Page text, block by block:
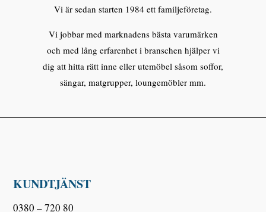
Vi är sedan starten 1984 ett familjeföretag.
Vi jobbar med marknadens bästa varumärken
och med lång erfarenhet i branschen hjälper vi
dig att hitta rätt inne eller utemöbel såsom soffor,
sängar, matgrupper, loungemöbler mm.
KUNDTJÄNST
0380 – 720 80